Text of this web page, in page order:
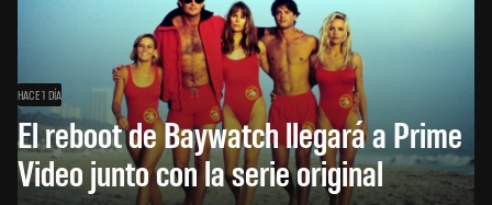
HACE 1 DÍA
El reboot de Baywatch llegará a Prime
Video junto con la serie original